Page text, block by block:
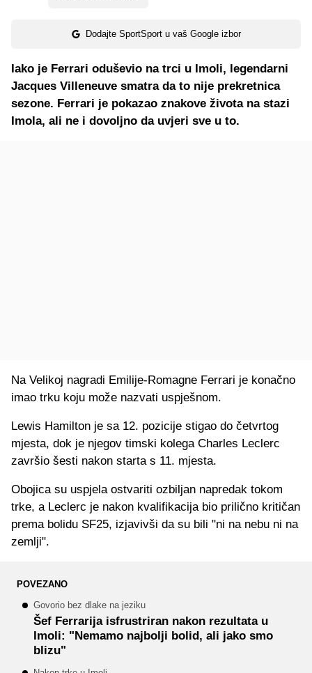
Dodajte SportSport u vaš Google izbor
Iako je Ferrari oduševio na trci u Imoli, legendarni
Jacques Villeneuve smatra da to nije prekretnica
sezone. Ferrari je pokazao znakove života na stazi
Imola, ali ne i dovoljno da uvjeri sve u to.
Na Velikoj nagradi Emilije-Romagne Ferrari je konačno
imao trku koju može nazvati uspješnom.
Lewis Hamilton je sa 12. pozicije stigao do četvrtog
mjesta, dok je njegov timski kolega Charles Leclerc
završio šesti nakon starta s 11. mjesta.
Obojica su uspjela ostvariti ozbiljan napredak tokom
trke, a Leclerc je nakon kvalifikacija bio prilično kritičan
prema bolidu SF25, izjavivši da su bili "ni na nebu ni na
zemlji".
POVEZANO
Govorio bez dlake na jeziku
Šef Ferrarija isfrustriran nakon rezultata u
Imoli: "Nemamo najbolji bolid, ali jako smo
blizu"